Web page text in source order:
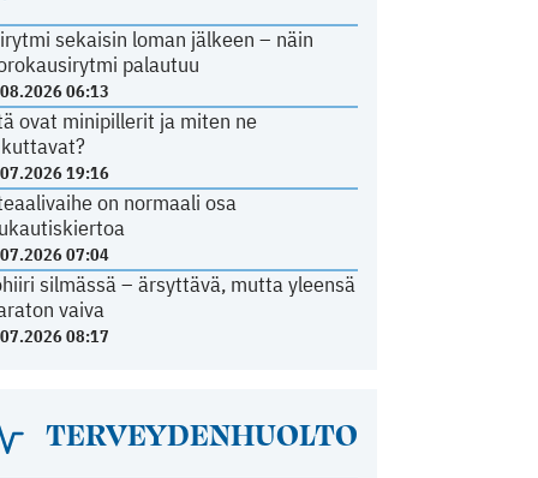
sekaisin loman jälkeen – näin
palautuu
06:13
ovat minipillerit ja miten ne
19:16
on normaali osa
07:04
silmässä – ärsyttävä, mutta yleensä
vaiva
08:17
TERVEYDENHUOLTO